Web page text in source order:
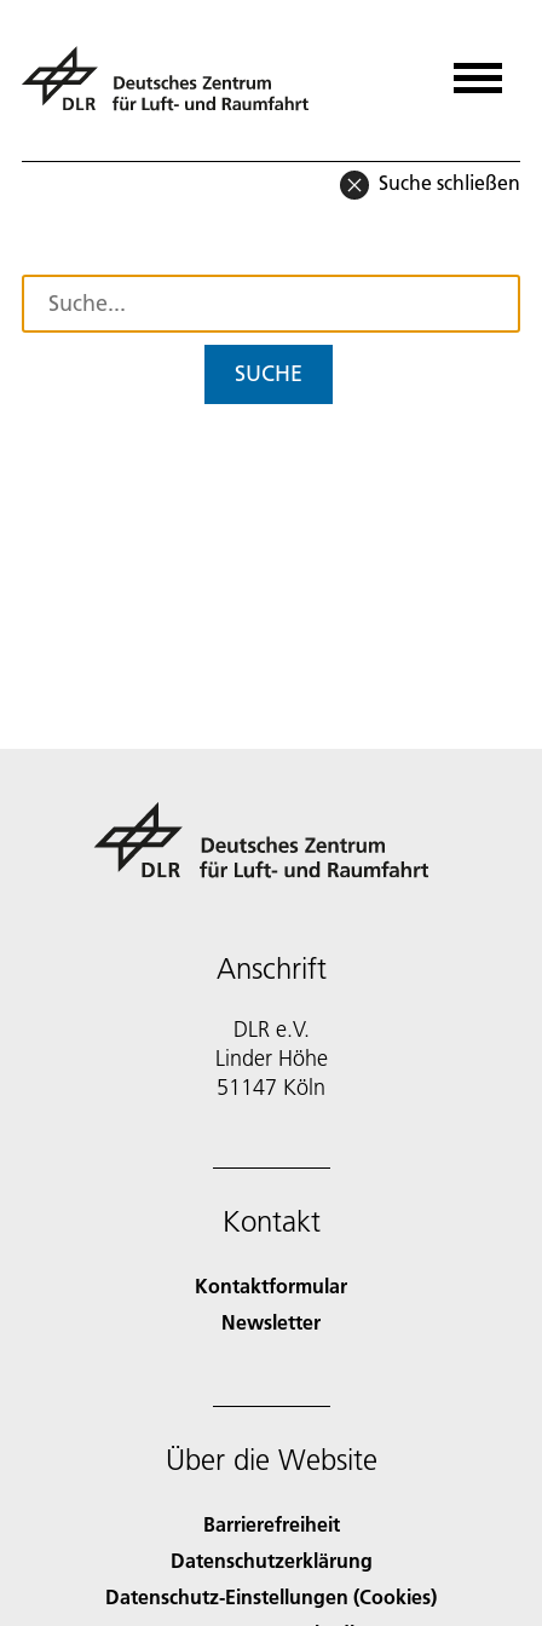
Suche schließen
SUCHE
Anschrift
DLR e.V.
Linder Höhe
51147 Köln
Kontakt
Kontaktformular
Newsletter
Über die Website
Barrierefreiheit
Datenschutzerklärung
Datenschutz-Einstellungen (Cookies)